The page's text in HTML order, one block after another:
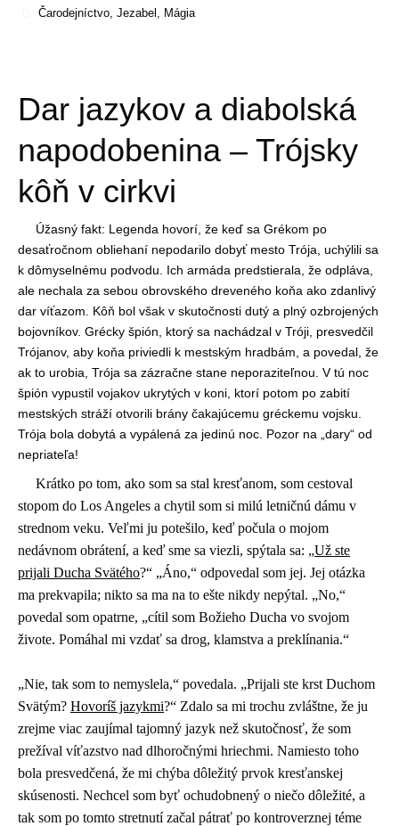
Čarodejníctvo, Jezabel , Mágia
Dar jazykov a diabolská
napodobenina – Trójsky
kôň v cirkvi
Úžasný fakt: Legenda hovorí, že keď sa Grékom po
desaťročnom obliehaní nepodarilo dobyť mesto Trója, uchýlili sa
k dômyselnému podvodu. Ich armáda predstierala, že odpláva,
ale nechala za sebou obrovského dreveného koňa ako zdanlivý
dar víťazom. Kôň bol však v skutočnosti dutý a plný ozbrojených
bojovníkov. Grécky špión, ktorý sa nachádzal v Tróji, presvedčil
Trójanov, aby koňa priviedli k mestským hradbám, a povedal, že
ak to urobia, Trója sa zázračne stane neporaziteľnou. V tú noc
špión vypustil vojakov ukrytých v koni, ktorí potom po zabití
mestských stráží otvorili brány čakajúcemu gréckemu vojsku.
Trója bola dobytá a vypálená za jedinú noc. Pozor na „dary“ od
nepriateľa!
Krátko po tom, ako som sa stal kresťanom, som cestoval
stopom do Los Angeles a chytil som si milú letničnú dámu v
strednom veku. Veľmi ju potešilo, keď počula o mojom
nedávnom obrátení, a keď sme sa viezli, spýtala sa: „Už ste
prijali Ducha Svätého?“ „Áno,“ odpovedal som jej. Jej otázka
ma prekvapila; nikto sa ma na to ešte nikdy nepýtal. „No,“
povedal som opatrne, „cítil som Božieho Ducha vo svojom
živote. Pomáhal mi vzdať sa drog, klamstva a preklínania.“
„Nie, tak som to nemyslela,“ povedala. „Prijali ste krst Duchom
Svätým? Hovoríš jazykmi?“ Zdalo sa mi trochu zvláštne, že ju
zrejme viac zaujímal tajomný jazyk než skutočnosť, že som
prežíval víťazstvo nad dlhoročnými hriechmi. Namiesto toho
bola presvedčená, že mi chýba dôležitý prvok kresťanskej
skúsenosti. Nechcel som byť ochudobnený o niečo dôležité, a
tak som po tomto stretnutí začal pátrať po kontroverznej téme